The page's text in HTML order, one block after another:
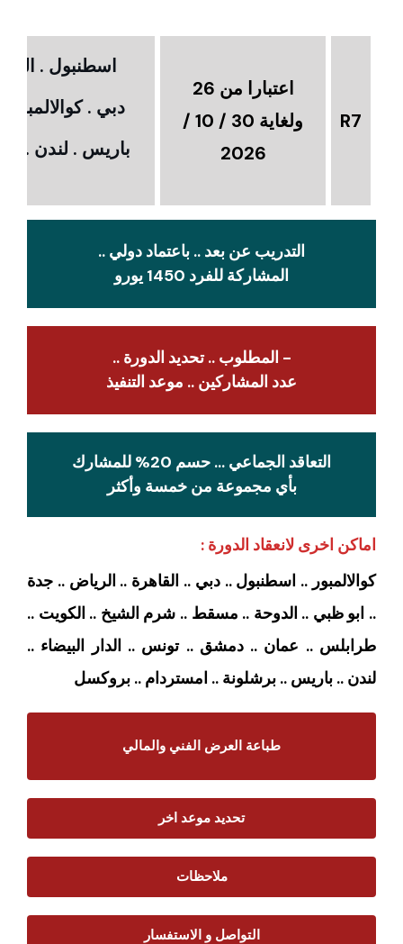
R7
اعتبارا من 26
ولغاية 30 / 10 /
2026
اسطنبول .
دبي .
باريس . لندن .
التدريب عن بعد .. باعتماد دولي ..
المشاركة للفرد 1450 يورو
- المطلوب .. تحديد الدورة ..
عدد المشاركين .. موعد التنفيذ
التعاقد الجماعي … حسم 20% للمشارك
بأي مجموعة من خمسة وأكثر
اماكن اخرى لانعقاد الدورة :
كوالالمبور .. اسطنبول .. دبي .. القاهرة .. الرياض .. جدة
.. ابو ظبي .. الدوحة .. مسقط .. شرم الشيخ .. الكويت ..
طرابلس .. عمان .. دمشق .. تونس .. الدار البيضاء ..
لندن .. باريس .. برشلونة .. امستردام .. بروكسل
طباعة العرض الفني والمالي
تحديد موعد اخر
ملاحظات
التواصل و الاستفسار